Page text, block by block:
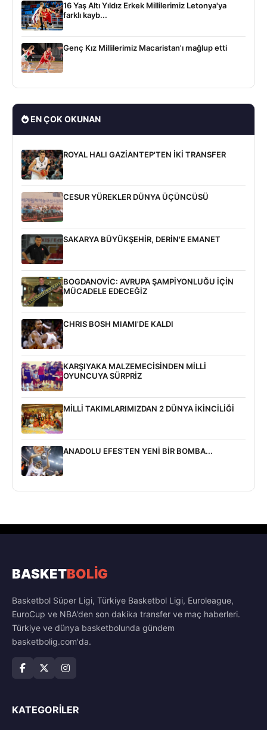
16 Yaş Altı Yıldız Erkek Millilerimiz Letonya'ya
farklı kayb...
Genç Kız Millilerimiz Macaristan'ı mağlup etti
EN ÇOK OKUNAN
ROYAL HALI GAZİANTEP'TEN İKİ TRANSFER
CESUR YÜREKLER DÜNYA ÜÇÜNCÜSÜ
SAKARYA BÜYÜKŞEHİR, DERİN'E EMANET
BOGDANOVİC: AVRUPA ŞAMPİYONLUĞU İÇİN
MÜCADELE EDECEĞİZ
CHRIS BOSH MIAMI'DE KALDI
KARŞIYAKA MALZEMECİSİNDEN MİLLİ
OYUNCUYA SÜRPRİZ
MİLLİ TAKIMLARIMIZDAN 2 DÜNYA İKİNCİLİĞİ
ANADOLU EFES'TEN YENİ BİR BOMBA...
BASKETBOLİG
Basketbol Süper Ligi, Türkiye Basketbol Ligi, Euroleague,
EuroCup ve NBA'den son dakika transfer ve maç haberleri.
Türkiye ve dünya basketbolunda gündem
basketbolig.com'da.
KATEGORILER